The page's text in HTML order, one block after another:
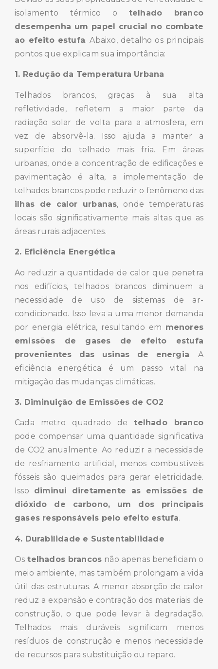
isolamento térmico o telhado branco
desempenha um papel crucial no combate
ao efeito estufa. Abaixo, detalho os principais
pontos que explicam sua importância:
1. Redução da Temperatura Urbana
Telhados brancos, graças à sua alta
refletividade, refletem a maior parte da
radiação solar de volta para a atmosfera, em
vez de absorvê-la. Isso ajuda a manter a
superfície do telhado mais fria. Em áreas
urbanas, onde a concentração de edificações e
pavimentação é alta, a implementação de
telhados brancos pode reduzir o fenômeno das
ilhas de calor urbanas, onde temperaturas
locais são significativamente mais altas que as
áreas rurais adjacentes.
2. Eficiência Energética
Ao reduzir a quantidade de calor que penetra
nos edifícios, telhados brancos diminuem a
necessidade de uso de sistemas de ar-
condicionado. Isso leva a uma menor demanda
por energia elétrica, resultando em menores
emissões de gases de efeito estufa
provenientes das usinas de energia. A
eficiência energética é um passo vital na
mitigação das mudanças climáticas.
3. Diminuição de Emissões de CO2
Cada metro quadrado detelhado branco
pode compensar uma quantidade significativa
de CO2 anualmente. Ao reduzir a necessidade
de resfriamento artificial, menos combustíveis
fósseis são queimados para gerar eletricidade.
Isso diminui diretamente as emissões de
dióxido de carbono, um dos principais
gases responsáveis pelo efeito estufa.
4. Durabilidade e Sustentabilidade
Ostelhados brancos não apenas beneficiam o
meio ambiente, mas também prolongam a vida
útil das estruturas. A menor absorção de calor
reduz a expansão e contração dos materiais de
construção, o que pode levar à degradação.
Telhados mais duráveis significam menos
resíduos de construção e menos necessidade
de recursos para substituição ou reparo.